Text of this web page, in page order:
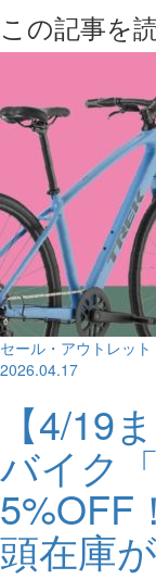
この記事を
セール・アウトレット
2026.04.17
【4/19
バイク
5%OFF
頭在庫